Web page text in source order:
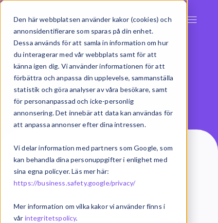
Den här webbplatsen använder kakor (cookies) och
annonsidentifierare som sparas på din enhet.
Dessa används för att samla in information om hur
du interagerar med vår webbplats samt för att
känna igen dig. Vi använder informationen för att
förbättra och anpassa din upplevelse, sammanställa
statistik och göra analyser av våra besökare, samt
för personanpassad och icke-personlig
annonsering. Det innebär att data kan användas för
att anpassa annonser efter dina intressen.
Vi delar information med partners som Google, som
kan behandla dina personuppgifter i enlighet med
sina egna policyer. Läs mer här:
https://business.safety.google/privacy/
Mer information om vilka kakor vi använder finns i
vår integritetspolicy.
Artiklar
Ta del av inspiration från oss på Exsitec
Alla AI AI (Swedish)
Analys och rapportering